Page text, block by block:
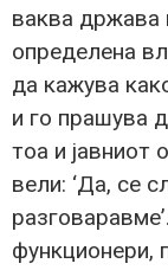
ваква држава
определена
да кажува
и го прашува
тоа и јавниот
вели: ‘Да, се
функционери,